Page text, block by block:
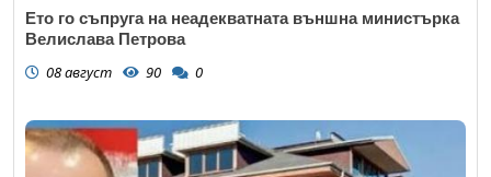
Ето го съпруга на неадекватната външна министърка
Велислава Петрова
08 август 90 0